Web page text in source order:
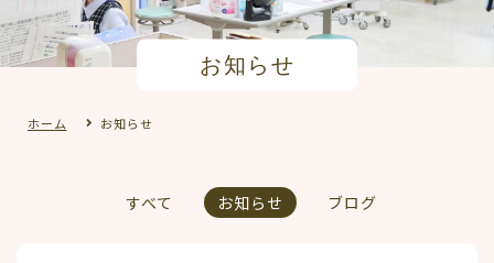
お知らせ
ホーム お知らせ
すべて お知らせ ブログ